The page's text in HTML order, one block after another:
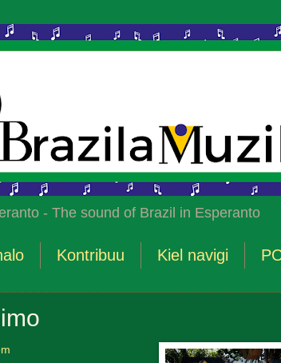
- The sound of Brazil in Esperanto
Kontribuu Kiel navigi